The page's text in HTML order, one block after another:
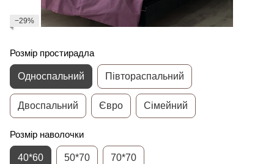
−29%
Розмір простирадла
Односпальний Півтораспальний
Двоспальний Євро Сімейний
Розмір наволочки
40*60 50*70 70*70